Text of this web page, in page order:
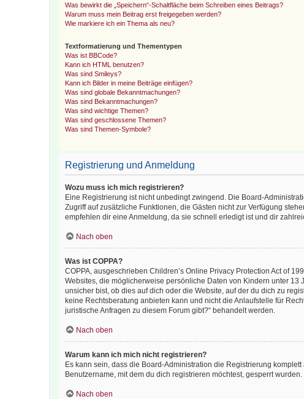
Was bewirkt die „Speichern“-Schaltfläche beim Schreiben eines Beitrags?
Warum muss mein Beitrag erst freigegeben werden?
Wie markiere ich ein Thema als neu?
Textformatierung und Thementypen
Was ist BBCode?
Kann ich HTML benutzen?
Was sind Smileys?
Kann ich Bilder in meine Beiträge einfügen?
Was sind globale Bekanntmachungen?
Was sind Bekanntmachungen?
Was sind wichtige Themen?
Was sind geschlossene Themen?
Was sind Themen-Symbole?
Registrierung und Anmeldung
Wozu muss ich mich registrieren?
Eine Registrierung ist nicht unbedingt zwingend. Die Board-
Zugriff auf zusätzliche Funktionen, die Gästen nicht zur Verfügung
empfehlen dir eine Anmeldung, da sie schnell erledigt ist und dir
Nach oben
Was ist COPPA?
COPPA, ausgeschrieben Children’s Online Privacy Protection Act of
Websites, die möglicherweise persönliche Daten von Kindern unter
unsicher bist, ob dies auf dich oder die Website, auf der du dich zu
keine Rechtsberatung anbieten kann und nicht die Anlaufstelle für
juristische Anfragen zu diesem Forum gibt?“ behandelt werden.
Nach oben
Warum kann ich mich nicht registrieren?
Es kann sein, dass die Board-Administration die Registrierung
Benutzername, mit dem du dich registrieren möchtest, gesperrt
Nach oben